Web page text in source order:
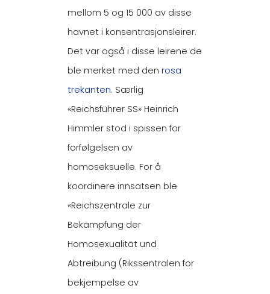
mellom 5 og 15 000 av disse
havnet i konsentrasjonsleirer.
Det var også i disse leirene de
ble merket med den rosa
trekanten. Særlig
«Reichsführer SS» Heinrich
Himmler stod i spissen for
forfølgelsen av
homoseksuelle. For å
koordinere innsatsen ble
«Reichszentrale zur
Bekämpfung der
Homosexualität und
Abtreibung (Rikssentralen for
bekjempelse av